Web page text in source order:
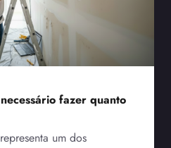
fazer quanto
um dos